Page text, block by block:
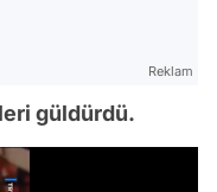
Reklam
güldürdü.